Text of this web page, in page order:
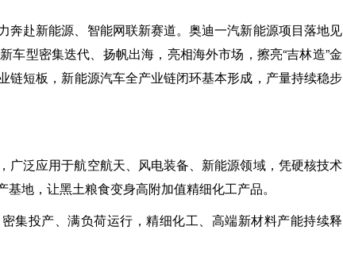
赴新能源、智能网联新赛道。奥迪一汽新能源项目落地见
型密集迭代、扬帆出海，亮相海外市场，擦亮“吉林造”金
短板，新能源汽车全产业链闭环基本形成，产量持续稳步
泛应用于航空航天、风电装备、新能源领域，凭硬核技术
地，让黑土粮食变身高附加值精细化工产品。
集投产、满负荷运行，精细化工、高端新材料产能持续释